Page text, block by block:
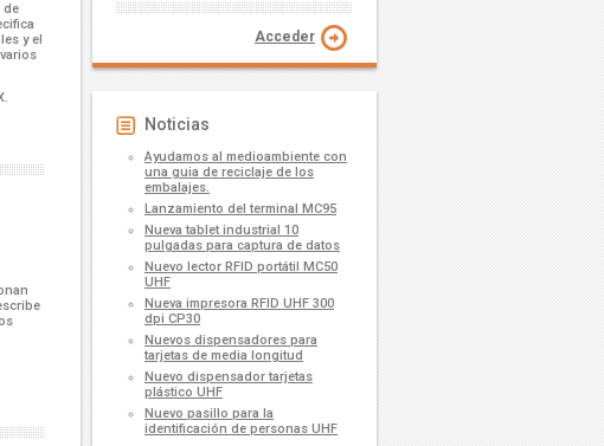
de
y el
Acceder
Noticias
Ayudamos al medioambiente con
una guia de reciclaje de los
embalajes.
Lanzamiento del terminal MC95
Nueva tablet industrial 10
pulgadas para captura de datos
Nuevo lector RFID portátil MC50
UHF
Nueva impresora RFID UHF 300
dpi CP30
Nuevos dispensadores para
tarjetas de media longitud
Nuevo dispensador tarjetas
plástico UHF
Nuevo pasillo para la
identificación de personas UHF